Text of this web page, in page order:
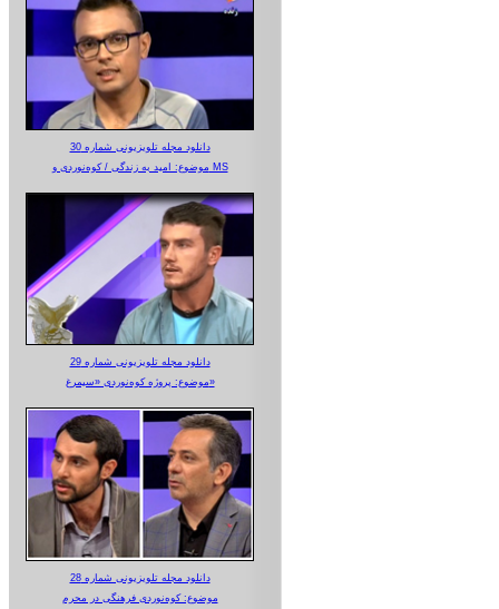
دانلود مجله تلویزیونی شماره 30
موضوع: امید به زندگی / کوه‌نوردی و MS
دانلود مجله تلویزیونی شماره 29
موضوع: پروژه کوه‌نوردی «سیمرغ»
دانلود مجله تلویزیونی شماره 28
موضوع: کوه‌نوردی فرهنگی در محرم